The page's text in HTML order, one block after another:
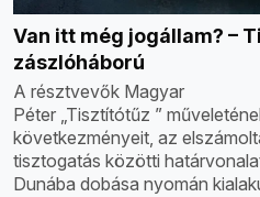
Van itt még jogállam? –
zászlóháború
A résztvevők Magyar
Péter „Tisztítótűz ”
következményeit, az
tisztogatás közötti
Dunába dobása nyomán